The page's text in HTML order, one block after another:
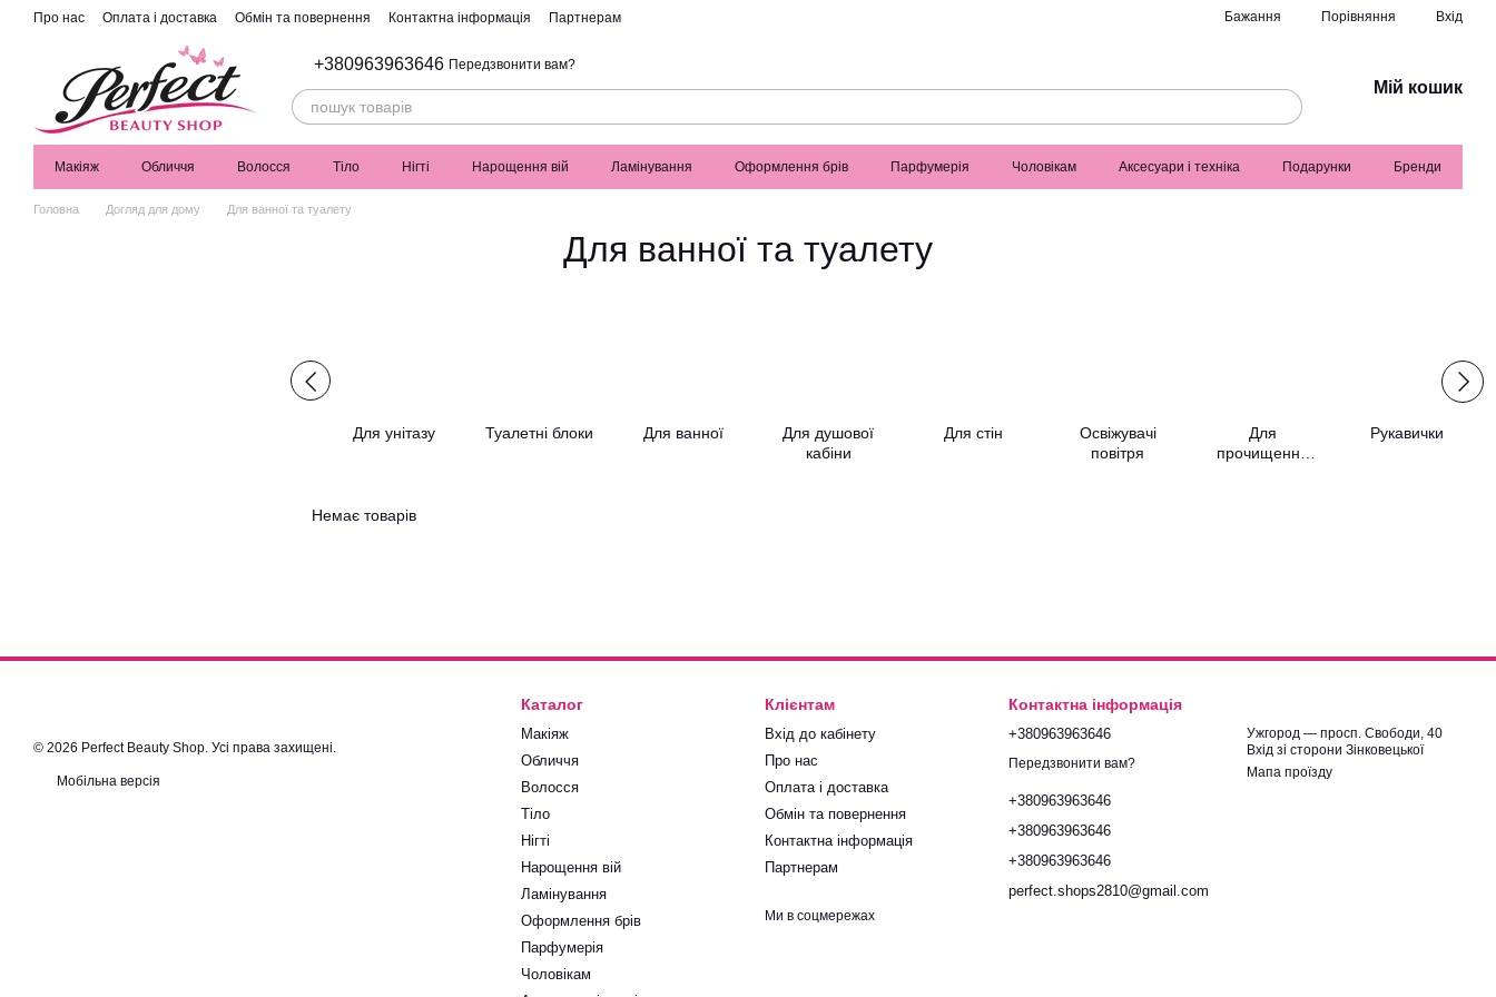
Перейти до основного контенту
Про нас Оплата і доставка Обмін та повернення Контактна інформація Партнерам Бажання Порівняння Вхід
+380963963646 Передзвонити вам?
Мій кошик
Макіяж Обличчя Волосся Тіло Нігті Нарощення вій Ламінування Оформлення брів Парфумерія Чоловікам Аксесуари і техніка Подарунки Бренди
Головна Догляд для дому Для ванної та туалету
Для ванної та туалету
Для унітазу Туалетні блоки Для ванної
Для душової
кабіни
Для стін
Освіжувачі
повітря
Для
прочищення
Рукавички
Немає товарів
© 2026 Perfect Beauty Shop. Усі права захищені.
Мобільна версія
Каталог
Макіяж
Обличчя
Волосся
Тіло
Нігті
Нарощення вій
Ламінування
Оформлення брів
Парфумерія
Чоловікам
Клієнтам
Вхід до кабінету
Про нас
Оплата і доставка
Обмін та повернення
Контактна інформація
Партнерам
Ми в соцмережах
Контактна інформація
+380963963646
Передзвонити вам?
+380963963646
+380963963646
+380963963646
perfect.shops2810@gmail.com
Ужгород — просп. Свободи, 40
Вхід зі сторони Зінковецької
Мапа проїзду